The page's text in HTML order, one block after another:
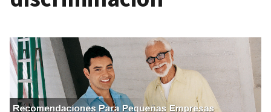
I
m
e